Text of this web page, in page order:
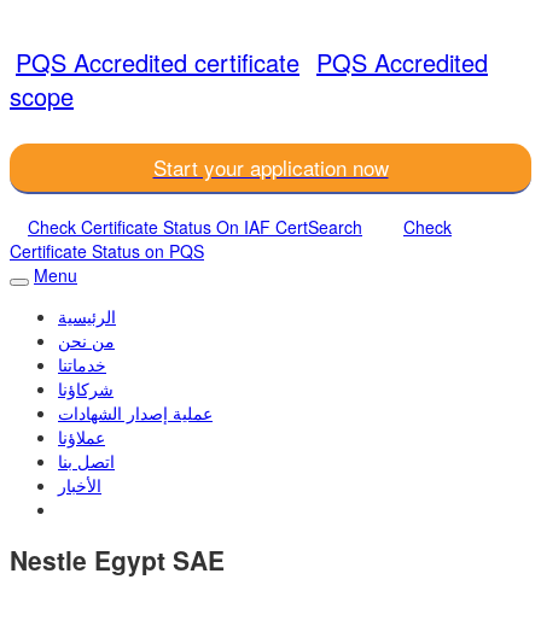
PQS Accredited certificate PQS Accredited
scope
Start your application now
Check Certificate Status On IAF CertSearch
Check
Certificate Status on PQS
Menu
الرئيسية
من نحن
خدماتنا
شركاؤنا
عملية إصدار الشهادات
عملاؤنا
اتصل بنا
الأخبار
Nestle Egypt SAE